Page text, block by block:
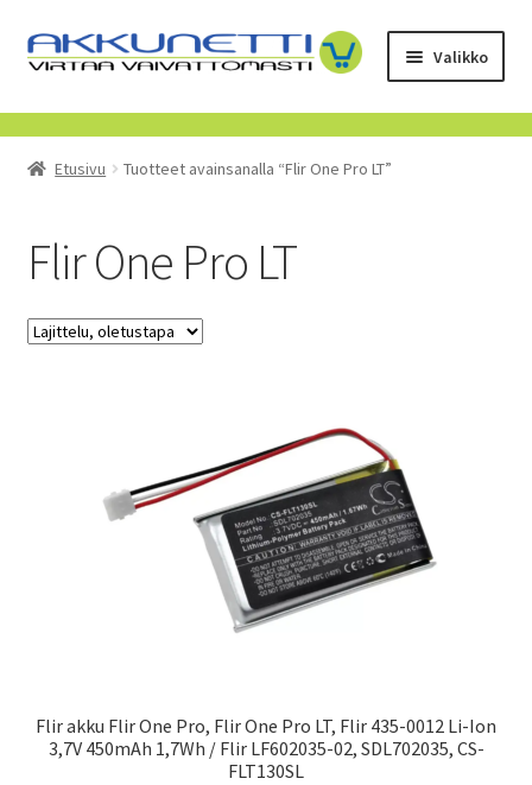
Siirry
navigointiin
Siirry
sisältöön
Valikko
Kauppa
Tietoa meistä
Yrityksille
Etusivu Tuotteet avainsanalla “Flir One Pro LT”
Flir One Pro LT
Flir akku Flir One Pro, Flir One Pro LT, Flir 435-0012 Li-Ion
3,7V 450mAh 1,7Wh / Flir LF602035-02, SDL702035, CS-
FLT130SL